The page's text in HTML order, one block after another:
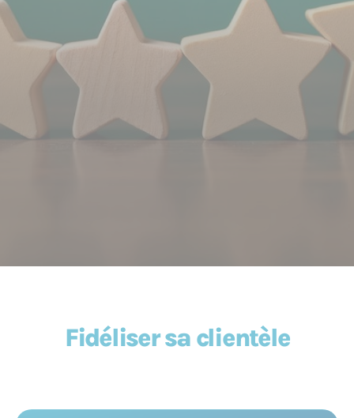
Fidéliser sa clientèle